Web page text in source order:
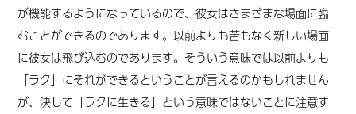
が機能するようになっているので、彼女はさまざまな場面に臨
むことができるのであります。以前よりも苦もなく新しい場面
に彼女は飛び込むのであります。そういう意味では以前よりも
「ラク」にそれができるということが言えるのかもしれません
が、決して「ラクに生きる」という意味ではないことに注意す